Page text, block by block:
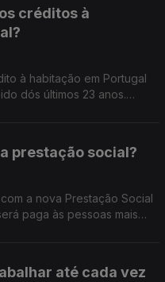
créditos à
à habitação em Portugal
dós últimos 23 anos.
prestação social?
a nova Prestação Social
paga às pessoas mais
até cada vez